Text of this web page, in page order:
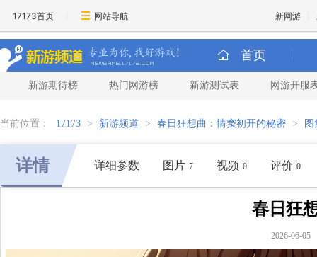
17173首页 网站导航 新网游
首页
新游期待榜 热门网游榜 新游测试表 网游开服
当前位置： 17173 > 新游频道 > 春日狂想曲：情窦初开的秘密 > 图
详情 详细参数 图片 7 视频 0 评价 0
春日狂
2026-06-05